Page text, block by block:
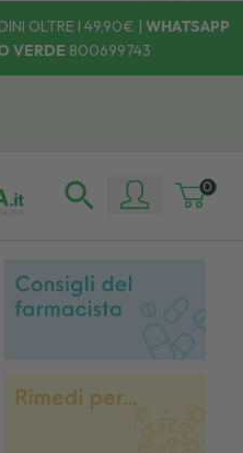
OLTRE I 49,90€ | WHATSAPP
VERDE 800699743
0